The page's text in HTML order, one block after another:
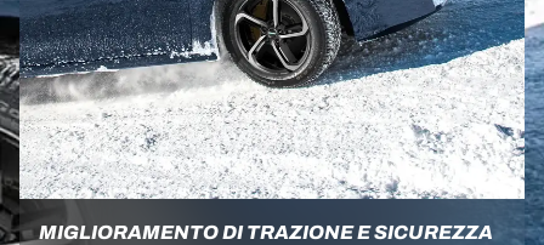
MIGLIORAMENTO DI TRAZIONE E SICUREZZA